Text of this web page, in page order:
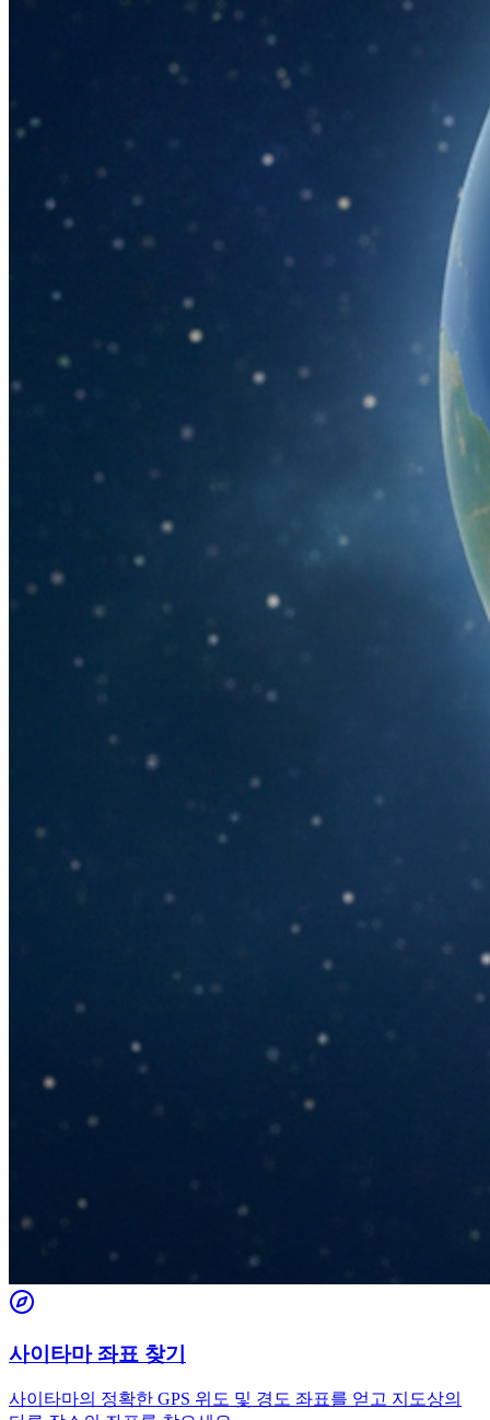
사이타마 좌표 찾기
사이타마의 정확한 GPS 위도 및 경도 좌표를 얻고 지도상의